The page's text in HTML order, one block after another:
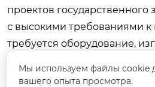
проектов государственного
с высокими требованиями к
требуется оборудование,
климатического
Мы используем файлы cookie
вашего опыта просмотра.